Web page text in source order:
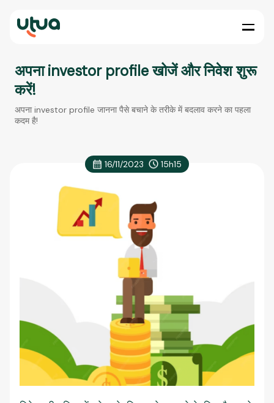
अपना investor profile खोजें और निवेश शुरू
करें!
अपना investor profile जानना पैसे बचाने के तरीके में बदलाव करने का पहला
कदम है!
16/11/2023 15h15